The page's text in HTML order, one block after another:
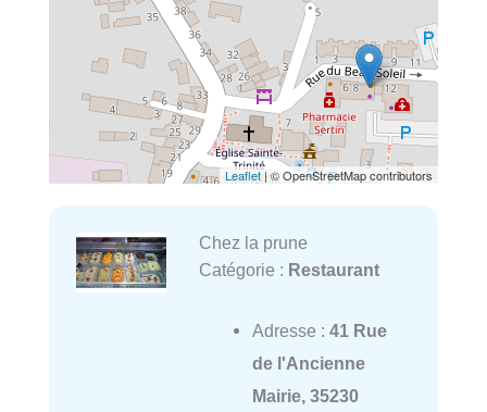
Leaflet| © OpenStreetMap contributors
Chez la prune
Catégorie : Restaurant
Adresse : 41 Rue
de l'Ancienne
Mairie, 35230